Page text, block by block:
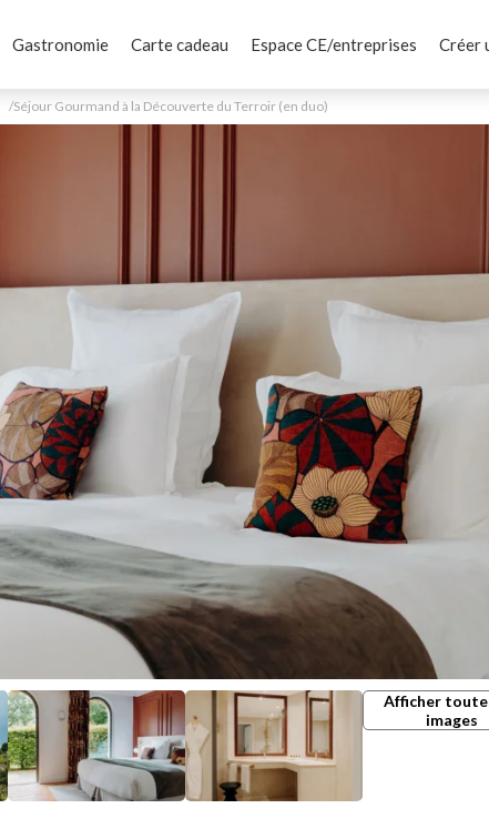
Gastronomie Carte cadeau Espace CE/entreprises Créer
Séjour Gourmand à la Découverte du Terroir (en duo)
Afficher
images